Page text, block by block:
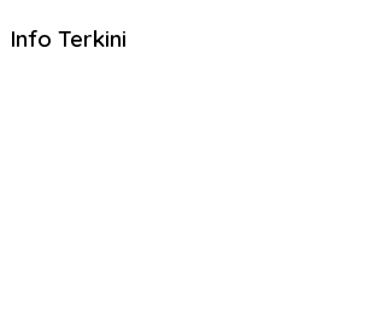
Info Terkini